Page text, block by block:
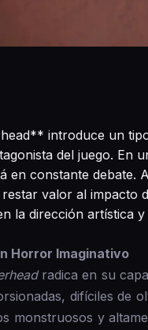
introduce un
del juego. En
en constante debate.
valor al impacto
la dirección artística
Horror Imaginativo
radica en su
difíciles de
monstruosos y